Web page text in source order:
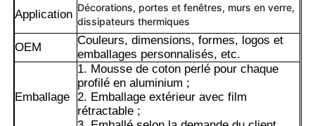
Maison
À propos de nous
Application
Décorations, portes et fenêtres, murs en verre,
dissipateurs thermiques
OEM
Couleurs, dimensions, formes, logos et
emballages personnalisés, etc.
Emballage
1. Mousse de coton perlé pour chaque
profilé en aluminium ;
2. Emballage extérieur avec film
rétractable ;